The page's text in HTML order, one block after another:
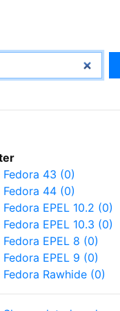
Fedora 43 (0)
Fedora 44 (0)
Fedora EPEL 10.2 (0)
Fedora EPEL 10.3 (0)
Fedora EPEL 8 (0)
Fedora EPEL 9 (0)
Fedora Rawhide (0)